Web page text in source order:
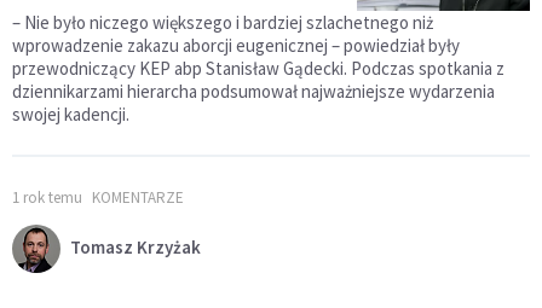
– Nie było niczego większego i bardziej szlachetnego niż
wprowadzenie zakazu aborcji eugenicznej – powiedział były
przewodniczący KEP abp Stanisław Gądecki. Podczas spotkania z
dziennikarzami hierarcha podsumował najważniejsze wydarzenia
swojej kadencji.
1 rok temu KOMENTARZE
Tomasz Krzyżak